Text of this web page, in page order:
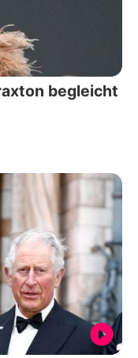
begleicht